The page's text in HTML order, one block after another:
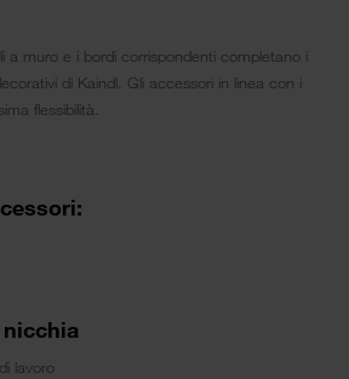
a muro e i bordi corrispondenti completano i
di Kaindl. Gli accessori in linea con i
flessibilità.
lavoro